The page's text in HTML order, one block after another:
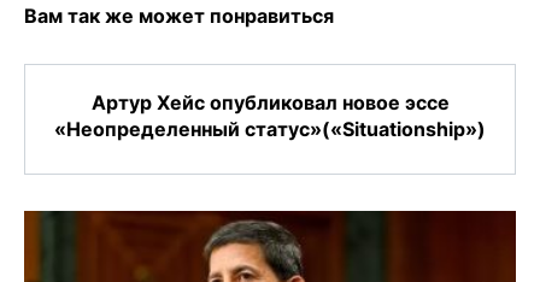
Вам так же может понравиться
Артур Хейс опубликовал новое эссе
«Неопределенный статус»(«Situationship»)